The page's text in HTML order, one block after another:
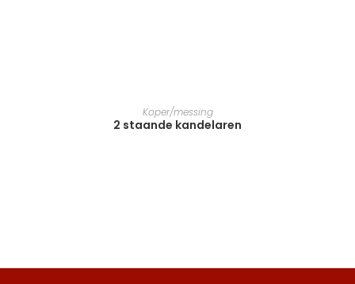
LEES VERDER
Koper/messing
2 staande kandelaren